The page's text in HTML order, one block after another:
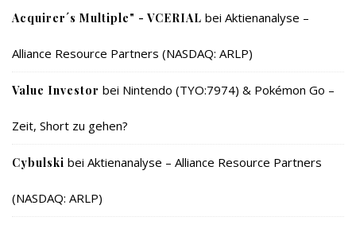
Acquirer´s Multiple" - VCERIAL bei Aktienanalyse –
Alliance Resource Partners (NASDAQ: ARLP)
Value Investor bei Nintendo (TYO:7974) & Pokémon Go –
Zeit, Short zu gehen?
Cybulski bei Aktienanalyse – Alliance Resource Partners
(NASDAQ: ARLP)